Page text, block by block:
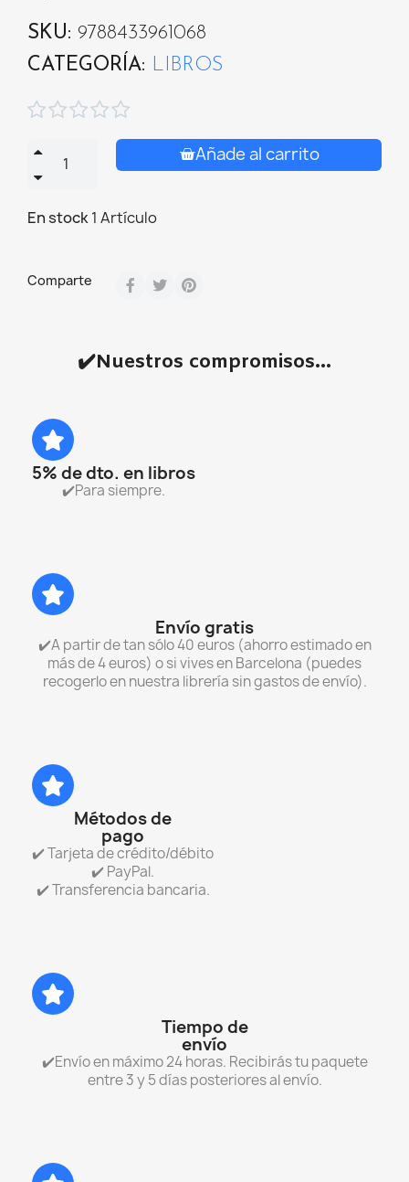
SKU
9788433961068
CATEGORÍA
LIBROS

Añade al carrito
En stock1 Artículo
Comparte
✔️Nuestros compromisos...
5% de dto. en libros
✔️Para siempre.
Envío gratis
✔️A partir de tan sólo 40 euros (ahorro estimado en
más de 4 euros) o si vives en Barcelona (puedes
recogerlo en nuestra librería sin gastos de envío).
Métodos de
pago
✔️ Tarjeta de crédito/débito
✔️ PayPal.
✔️ Transferencia bancaria.
Tiempo de
envío
✔️Envío en máximo 24 horas. Recibirás tu paquete
entre 3 y 5 días posteriores al envío.